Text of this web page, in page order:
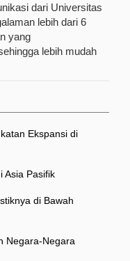
dari Universitas
lebih dari 6
yang
lebih mudah
Ekspansi di
Asia Pasifik
di Bawah
Negara-Negara